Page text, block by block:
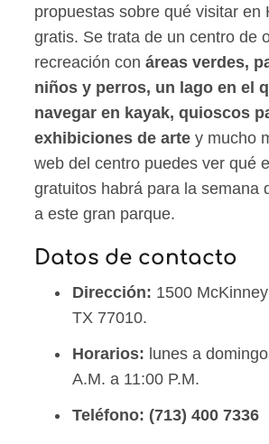
propuestas sobre qué visitar en
gratis. Se trata de un centro de
recreación con áreas verdes,
niños y perros, un lago en el
navegar en kayak, quioscos
exhibiciones de arte y mucho
web del centro puedes ver qué
gratuitos habrá para la semana
a este gran parque.
Datos de contacto
Dirección: 1500
TX 77010.
Horarios: lunes a
A.M. a 11:00 P.M.
Teléfono: (713) 400 7336